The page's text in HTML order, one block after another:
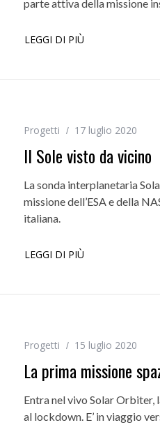
parte attiva della missione
LEGGI DI PIÙ
Progetti 17 luglio 2020
Il Sole visto da vicino
La sonda interplanetaria
missione dell’ESA e della
italiana.
LEGGI DI PIÙ
Progetti 15 luglio 2020
La prima missione
Entra nel vivo Solar Orbiter,
al lockdown. E’ in viaggio